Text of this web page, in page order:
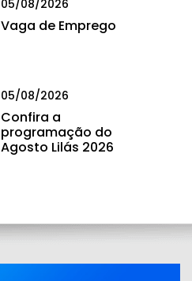
05/08/2026
Vaga de Emprego
05/08/2026
Confira a
programação do
Agosto Lilás 2026